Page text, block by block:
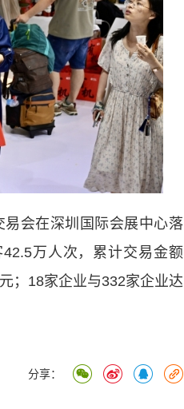
会在深圳国际会展中心落
万人次，累计交易金额
；18家企业与332家企业达
分享：